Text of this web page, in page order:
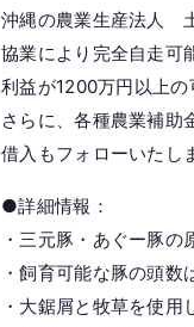
沖縄の農業生産法人
協業により完全自走可
利益が1200万円以上の
さらに、各種農業補助
借入もフォローいたし
●詳細情報：
・三元豚・あぐー豚の
・飼育可能な豚の頭数
・大鋸屑と牧草を使用